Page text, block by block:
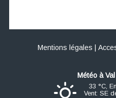
Mentions légales
33 °C,
Vent: SE